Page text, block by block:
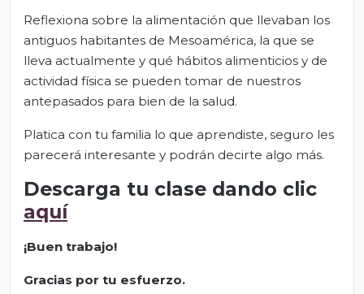
Reflexiona sobre la alimentación que llevaban los
antiguos habitantes de Mesoamérica, la que se
lleva actualmente y qué hábitos alimenticios y de
actividad física se pueden tomar de nuestros
antepasados para bien de la salud.
Platica con tu familia lo que aprendiste, seguro les
parecerá interesante y podrán decirte algo más.
Descarga tu clase dando clic
aquí
¡Buen trabajo!
Gracias por tu esfuerzo.